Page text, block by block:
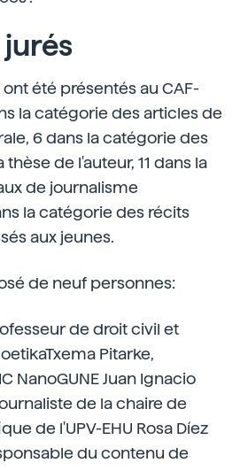
été présentés au CAF-
la catégorie des articles de
6 dans la catégorie des
de l'auteur, 11 dans la
de journalisme
la catégorie des récits
aux jeunes.
de neuf personnes:
de droit civil et
Pitarke,
NanoGUNE Juan Ignacio
de la chaire de
de l'UPV-EHU Rosa Díez
du contenu de